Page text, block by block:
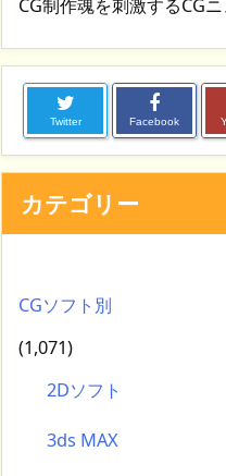
CG制作魂を刺激するCG
Twitter Facebook
カテゴリー
CGソフト別
(1,071)
2Dソフト
3ds MAX